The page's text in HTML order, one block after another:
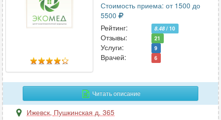
Стоимость приема: от 1500 до
5500
Рейтинг:
8.48 / 10
Отзывы: 21
Услуги: 9
Врачей: 6
Читать описание
Ижевск, Пушкинская д. 365